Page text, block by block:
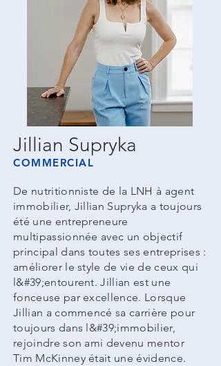
Jillian Supryka
COMMERCIAL
De nutritionniste de la LNH à agent
immobilier, Jillian Supryka a toujours
été une entrepreneure
multipassionnée avec un objectif
principal dans toutes ses entreprises :
améliorer le style de vie de ceux qui
l&#39;entourent. Jillian est une
fonceuse par excellence. Lorsque
Jillian a commencé sa carrière pour
toujours dans l&#39;immobilier,
rejoindre son ami devenu mentor
Tim McKinney était une évidence.